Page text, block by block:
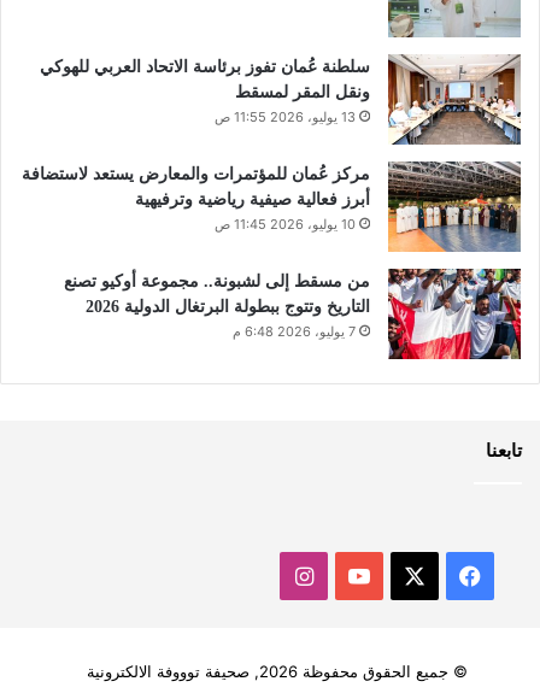
سلطنة عُمان تفوز برئاسة الاتحاد العربي للهوكي
ونقل المقر لمسقط
13 يوليو، 2026 11:55 ص
مركز عُمان للمؤتمرات والمعارض يستعد لاستضافة
أبرز فعالية صيفية رياضية وترفيهية
10 يوليو، 2026 11:45 ص
من مسقط إلى لشبونة.. مجموعة أوكيو تصنع
التاريخ وتتوج ببطولة البرتغال الدولية 2026
7 يوليو، 2026 6:48 م
تابعنا
فيسبوك ‫YouTubeانستقرام
© جميع الحقوق محفوظة 2026, صحيفة توووفة الالكترونية